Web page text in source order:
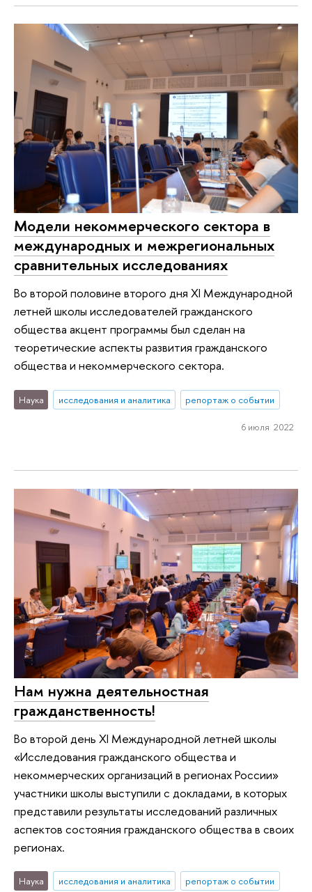
Модели некоммерческого сектора в
международных и межрегиональных
сравнительных исследованиях
Во второй половине второго дня XI Международной
летней школы исследователей гражданского
общества акцент программы был сделан на
теоретические аспекты развития гражданского
общества и некоммерческого сектора.
Наука исследования и аналитика репортаж о событии
6 июля 2022
Нам нужна деятельностная
гражданственность!
Во второй день XI Международной летней школы
«Исследования гражданского общества и
некоммерческих организаций в регионах России»
участники школы выступили с докладами, в которых
представили результаты исследований различных
аспектов состояния гражданского общества в своих
регионах.
Наука исследования и аналитика репортаж о событии